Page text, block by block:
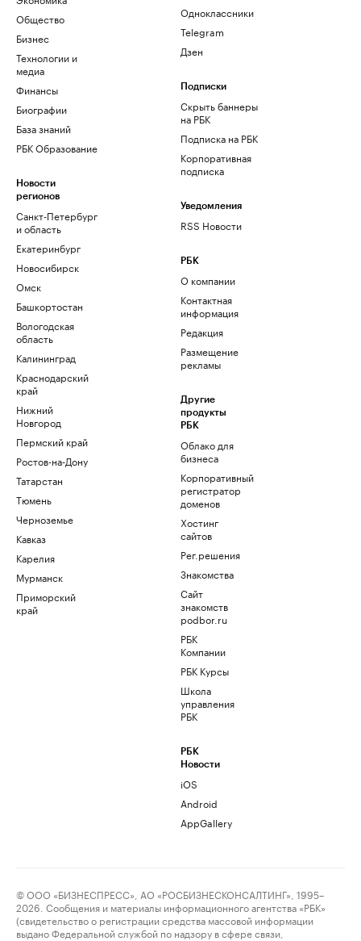
Общество
Бизнес
Технологии и
медиа
Финансы
Биографии
База знаний
РБК Образование
Новости
регионов
Санкт-Петербург
и область
Екатеринбург
Новосибирск
Омск
Башкортостан
Вологодская
область
Калининград
Краснодарский
край
Нижний
Новгород
Пермский край
Ростов-на-Дону
Татарстан
Тюмень
Черноземье
Кавказ
Карелия
Мурманск
Приморский
край
Одноклассники
Telegram
Дзен
Подписки
Скрыть баннеры
на РБК
Подписка на РБК
Корпоративная
подписка
Уведомления
RSS Новости
РБК
О компании
Контактная
информация
Редакция
Размещение
рекламы
Другие
продукты
РБК
Облако для
бизнеса
Корпоративный
регистратор
доменов
Хостинг
сайтов
Рег.решения
Знакомства
Сайт
знакомств
podbor.ru
РБК
Компании
РБК Курсы
Школа
управления
РБК
РБК
Новости
iOS
Android
AppGallery
© ООО «БИЗНЕСПРЕСС», АО «РОСБИЗНЕСКОНСАЛТИНГ», 1995–
2026. Сообщения и материалы информационного агентства «РБК»
(свидетельство о регистрации средства массовой информации
выдано Федеральной службой по надзору в сфере связи,